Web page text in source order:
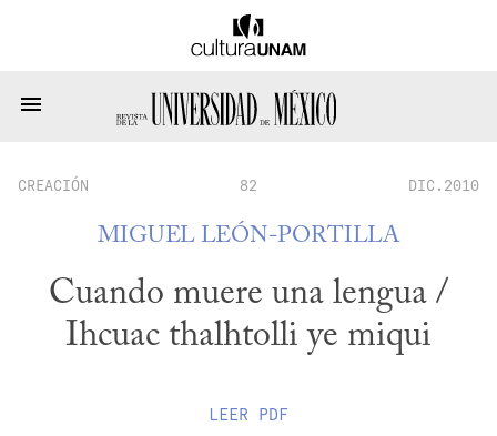
CREACIÓN 82 DIC.2010
MIGUEL LEÓN-PORTILLA
Cuando muere una lengua /
Ihcuac thalhtolli ye miqui
LEER PDF